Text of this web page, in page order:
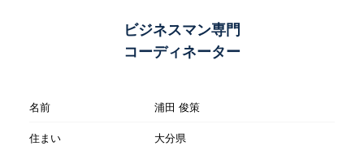
ビジネスマン専門
コーディネーター
名前
浦田 俊策
住まい
大分県